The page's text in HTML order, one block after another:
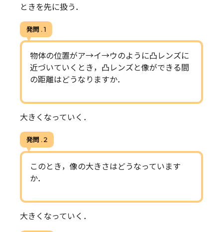
ときを先に扱う．
発問 . 1
物体の位置がア→イ→ウのように凸レンズに
近づいていくとき，凸レンズと像ができる間
の距離はどうなりますか．
大きくなっていく．
発問 . 2
このとき，像の大きさはどうなっています
か．
大きくなっていく．